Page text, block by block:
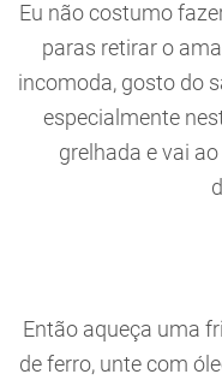
Eu não costumo
paras retirar o
incomoda, gosto do
especialmente
grelhada e vai
Então aqueça uma
de ferro, unte com